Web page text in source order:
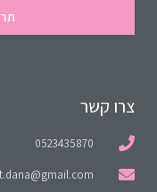
צרו קשר
0523435870